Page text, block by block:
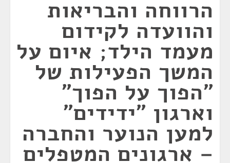
הרווחה והבריאות
והוועדה לקידום
מעמד הילד; איום על
המשך הפעילות של
”הפוך על הפוך”
וארגון ”ידידים”
למען הנוער והחברה
– ארגונים המטפלים